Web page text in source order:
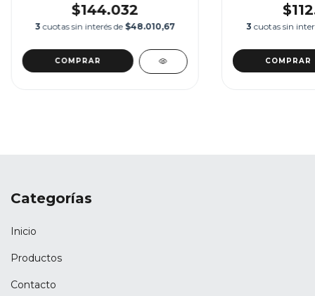
$144.032
3 cuotas sin interés de $48.010,67 3 cuotas sin
Categorías
Inicio
Productos
Contacto